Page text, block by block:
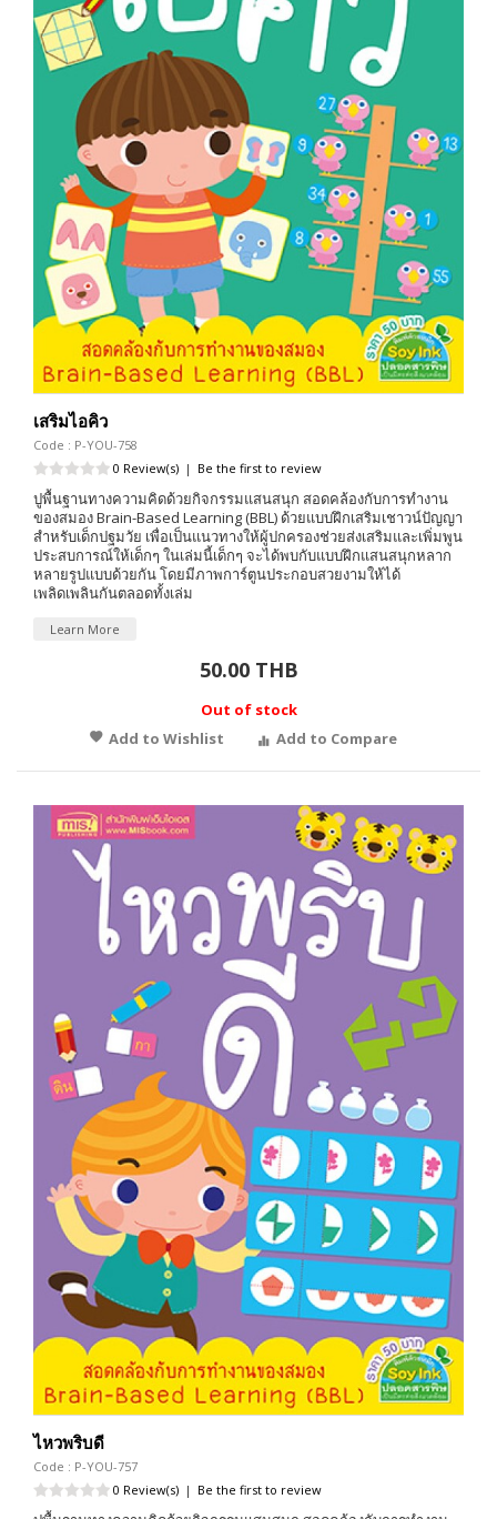
เสริมไอคิว
Code : P-YOU-758
0 Review(s) | Be the first to review
ปูพื้นฐานทางความคิดด้วยกิจกรรมแสนสนุก สอดคล้องกับการทำงาน
ของสมอง Brain-Based Learning (BBL) ด้วยแบบฝึกเสริมเชาวน์ปัญญา
สำหรับเด็กปฐมวัย เพื่อเป็นแนวทางให้ผู้ปกครองช่วยส่งเสริมและเพิ่มพูน
ประสบการณ์ให้เด็กๆ ในเล่มนี้เด็กๆ จะได้พบกับแบบฝึกแสนสนุกหลาก
หลายรูปแบบด้วยกัน โดยมีภาพการ์ตูนประกอบสวยงามให้ได้
เพลิดเพลินกันตลอดทั้งเล่ม
Learn More
50.00 THB
Out of stock
Add to Wishlist
Add to Compare
ไหวพริบดี
Code : P-YOU-757
0 Review(s) | Be the first to review